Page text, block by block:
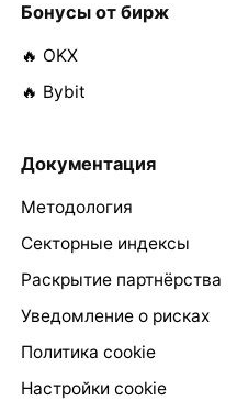
Бонусы от бирж
🔥 OKX
🔥 Bybit
Документация
Методология
Секторные индексы
Раскрытие партнёрства
Уведомление о рисках
Политика cookie
Настройки cookie